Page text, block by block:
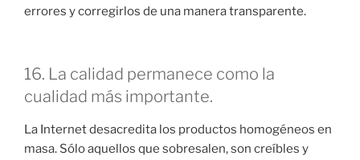
errores y corregirlos de una manera transparente.
16. La calidad permanece como la
cualidad más importante.
La Internet desacredita los productos homogéneos en
masa. Sólo aquellos que sobresalen, son creíbles y